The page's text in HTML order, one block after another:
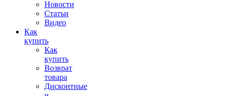
Новости
Статьи
Видео
Как
купить
Как
купить
Возврат
товара
Дисконтные